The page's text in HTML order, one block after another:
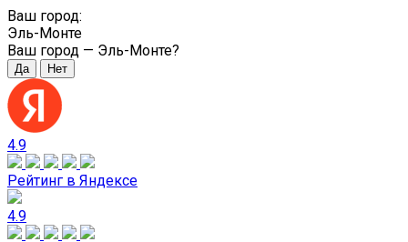
Ваш город:
Эль-Монте
Ваш город — Эль-Монте?
4.9
Рейтинг в Яндексе
4.9